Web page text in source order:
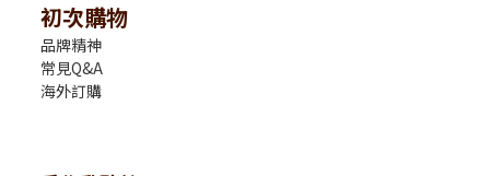
初次購物
品牌精神
常見Q&A
海外訂購